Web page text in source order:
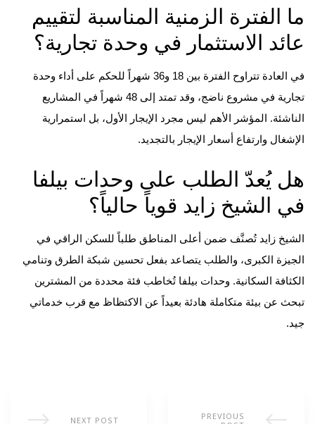
ما الفترة الزمنية المناسبة لتقييم
عائد الاستثمار في وحدة تجارية؟
في العادة تتراوح الفترة بين 18 و36 شهراً للحكم على أداء وحدة
تجارية في مشروع ناضج، وقد تمتد إلى 48 شهراً في المشاريع
الناشئة. المؤشر الأهم ليس مجرد الإيجار الأول، بل استمرارية
الإشغال وارتفاع أسعار الإيجار بالتجديد.
هل يُعدّ الطلب على وحدات بيلفا
في الشيخ زايد قوياً حالياً؟
الشيخ زايد تُصنَّف ضمن أعلى المناطق طلباً للسكن الراقي في
الجيزة الكبرى، والطلب يتصاعد بفعل تحسين شبكة الطرق وتنامي
الكثافة السكانية. وحدات بيلفا تُخاطب فئة محددة من المشترين
تبحث عن بيئة متكاملة هادئة بعيداً عن الاكتظاظ مع قرب خدماتي
جيد.
PREVIOUS
NEXT POST